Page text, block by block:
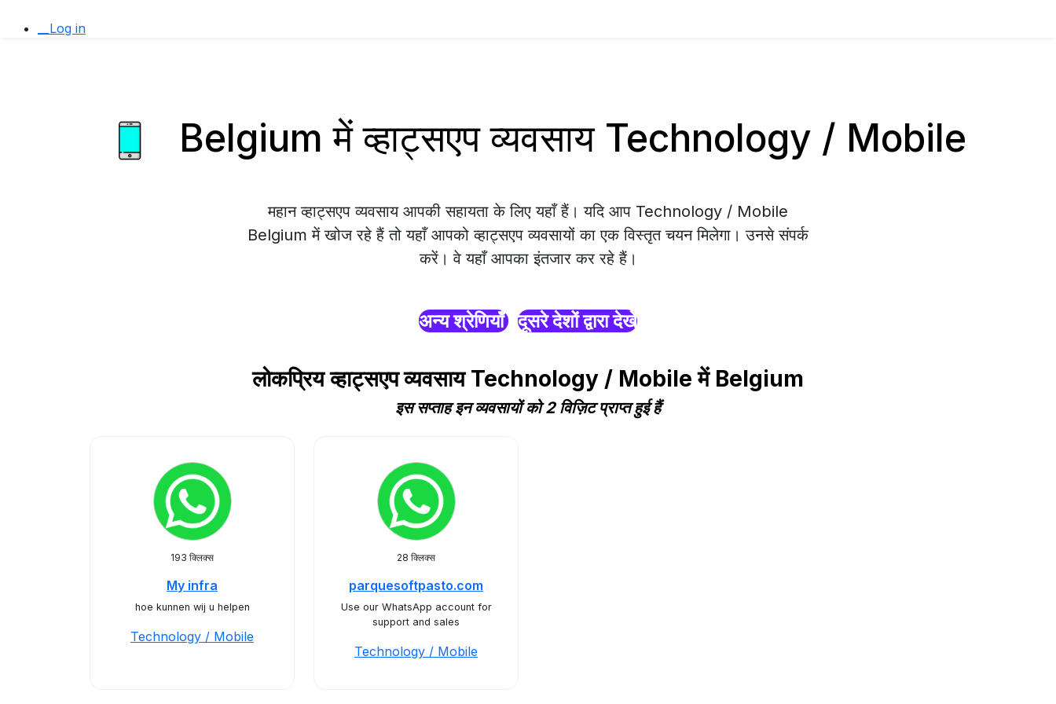
__Log in
Belgium में व्हाट्सएप व्यवसाय Technology / Mobile
महान व्हाट्सएप व्यवसाय आपकी सहायता के लिए यहाँ हैं। यदि आप Technology / Mobile
Belgium में खोज रहे हैं तो यहाँ आपको व्हाट्सएप व्यवसायों का एक विस्तृत चयन मिलेगा। उनसे संपर्क
करें। वे यहाँ आपका इंतजार कर रहे हैं।
अन्य श्रेणियाँ दूसरे देशों द्वारा देखें
लोकप्रिय व्हाट्सएप व्यवसाय Technology / Mobile में Belgium
इस सप्ताह इन व्यवसायों को 2 विज़िट प्राप्त हुई हैं
193 क्लिक्स
My infra
hoe kunnen wij u helpen
Technology / Mobile
28 क्लिक्स
parquesoftpasto.com
Use our WhatsApp account for
support and sales
Technology / Mobile